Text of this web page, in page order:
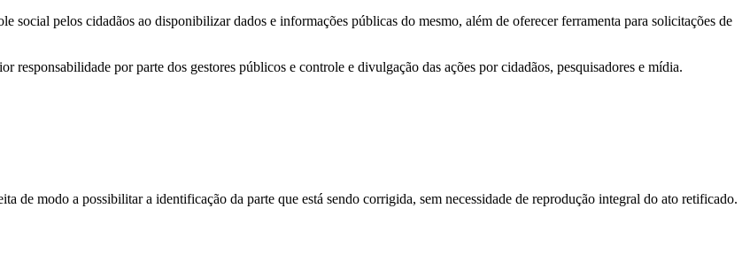
pelos cidadãos ao disponibilizar dados e informações públicas do mesmo, além de oferecer ferramenta para solicitações de
responsabilidade por parte dos gestores públicos e controle e divulgação das ações por cidadãos, pesquisadores e mídia.
de modo a possibilitar a identificação da parte que está sendo corrigida, sem necessidade de reprodução integral do ato retificado.